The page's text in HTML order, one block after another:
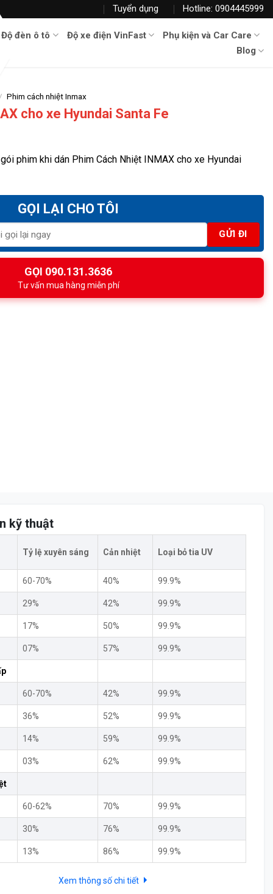
Tuyển dụng Hotline: 0904445999
Độ đèn ô tô Độ xe điện VinFast
Phụ kiện và Car Care
Blog
Phim cách nhiệt Inmax
cho xe Hyundai Santa Fe
phim khi dán Phim Cách Nhiệt INMAX cho xe Hyundai
GỌI LẠI CHO TÔI
GỌI 090.131.3636
Tư vấn mua hàng miễn phí
kỹ thuật
Tỷ lệ xuyên sáng Cản nhiệt Loại bỏ tia UV
60-70% 40% 99.9%
29% 42% 99.9%
17% 50% 99.9%
07% 57% 99.9%
60-70% 42% 99.9%
36% 52% 99.9%
14% 59% 99.9%
03% 62% 99.9%
60-62% 70% 99.9%
30% 76% 99.9%
13% 86% 99.9%
Xem thông số chi tiết